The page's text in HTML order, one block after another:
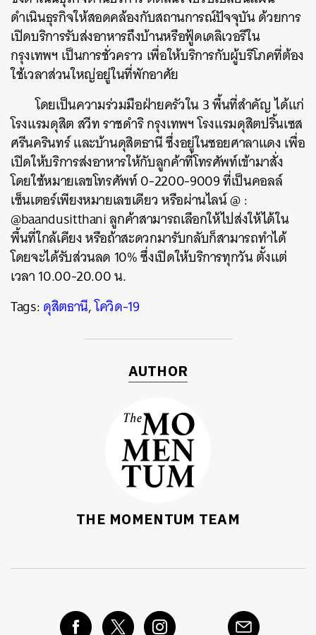
ดำเนินธุรกิจให้สอดคล้องกับสถานการณ์ปัจจุบัน ด้วยการ
เปิดบริการรับส่งอาหารถึงบ้านหรือฟู้ดเดลิเวอรีใน
กรุงเทพฯ เป็นการชั่วคราว เพื่อให้บริการกับผู้บริโภคที่ต้อง
ใช้เวลาส่วนใหญ่อยู่ในที่พักอาศัย
โดยเป็นความร่วมมือฝ่ายครัวใน 3 พื้นที่สำคัญ ได้แก่
โรงแรมดุสิต สวีท ราชดำริ กรุงเทพฯ โรงแรมดุสิตปริ้นเซส
ศรีนครินทร์ และบ้านดุสิตธานี ซึ่งอยู่ในซอยศาลาแดง เพื่อ
เปิดให้บริการส่งอาหารให้กับลูกค้าที่โทรศัพท์เข้ามาสั่ง
โดยใช้หมายเลขโทรศัพท์ 0-2200-9009 ที่เป็นคอลล์
เซ็นเตอร์เพียงหมายเลขเดียว หรือผ่านไลน์ @ :
@baandusitthani ลูกค้าสามารถเลือกให้ไปส่งให้ได้ใน
พื้นที่ใกล้เคียง หรือถ้าสะดวกมารับกลับก็สามารถทำได้
โดยจะได้รับส่วนลด 10% ซึ่งเปิดให้บริการทุกวัน ตั้งแต่
เวลา 10.00-20.00 น.
Tags:ดุสิตธานี,โควิด-19
AUTHOR
THE MOMENTUM TEAM
ค้นหา